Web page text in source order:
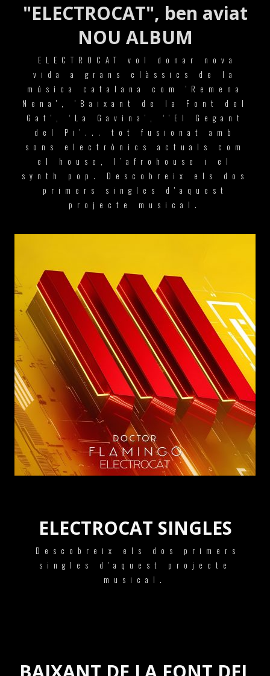
"ELECTROCAT", ben aviat
NOU ALBUM
ELECTROCAT vol donar nova
vida a grans clàssics de la
música catalana com 'Remena
Nena', 'Baixant de la Font del
Gat', ‘La Gavina’, ‘'El Gegant
del Pi'... tot fusionat amb
sons electrònics actuals com
el house, l’afrohouse i el
synth pop. Descobreix els dos
primers singles d'aquest
projecte musical.
ELECTROCAT SINGLES
Descobreix els dos primers
singles d'aquest projecte
musical.